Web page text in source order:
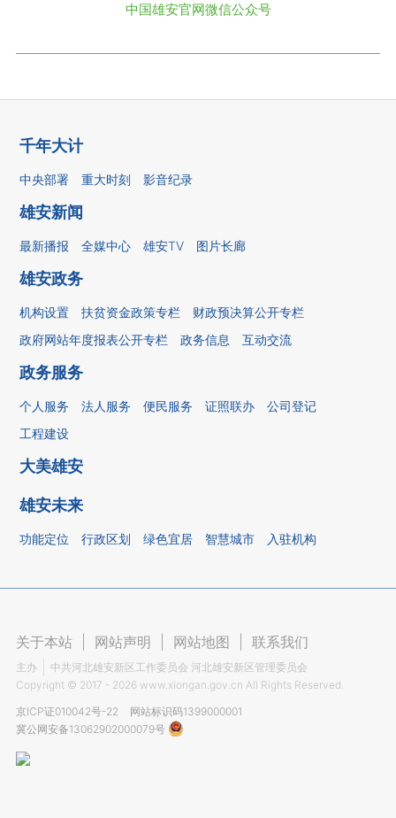
中国雄安官网微信公众号
千年大计
中央部署 重大时刻 影音纪录
雄安新闻
最新播报 全媒中心 雄安TV 图片长廊
雄安政务
机构设置 扶贫资金政策专栏
财政预决算公开专栏
政府网站年度报表公开专栏
政务信息 互动交流
政务服务
个人服务 法人服务 便民服务 证照联办
公司登记
工程建设
大美雄安
雄安未来
功能定位 行政区划 绿色宜居 智慧城市 入驻机构
关于本站 网站声明 网站地图 联系我们
主办
中共河北雄安新区工作委员会 河北雄安新区管理委员会
Copyright © 2017 - 2026 www.xiongan.gov.cn All Rights Reserved.
京ICP证010042号-22
网站标识码1399000001
冀公网安备13062902000079号